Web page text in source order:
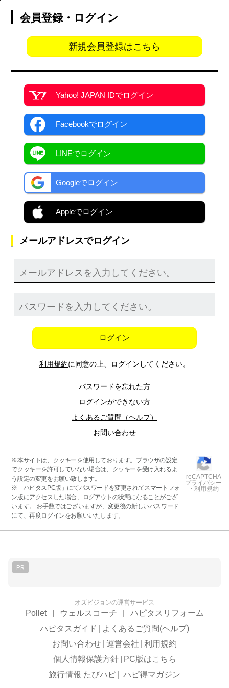
会員登録・ログイン
新規会員登録はこちら
Yahoo! JAPAN IDでログイン
Facebookでログイン
LINEでログイン
Googleでログイン
Appleでログイン
メールアドレスでログイン
ログイン
利用規約に同意の上、ログインしてください。
パスワードを忘れた方
ログインができない方
よくあるご質問（ヘルプ）
お問い合わせ
※本サイトは、クッキーを使用しております。ブラウザの設定
でクッキーを許可していない場合は、クッキーを受け入れるよ
う設定の変更をお願い致します。
※「ハピタスPC版」にてパスワードを変更されてスマートフォ
ン版にアクセスした場合、ログアウトの状態になることがござ
います。 お手数ではございますが、変更後の新しいパスワード
にて、再度ログインをお願いいたします。
reCAPTCHA
プライバシー
・利用規約
PR
オズビジョンの運営サービス
Pollet ウェルスコーチ
ハピタスリフォーム
ハピタスガイド
よくあるご質問(ヘルプ)
お問い合わせ 運営会社
利用規約
個人情報保護方針
PC版はこちら
旅行情報 たびハピ
ハピ得マガジン